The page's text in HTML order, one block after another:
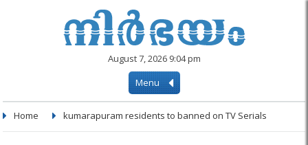
August 7, 2026 9:04 pm
Menu
Home kumarapuram residents to banned on TV Serials